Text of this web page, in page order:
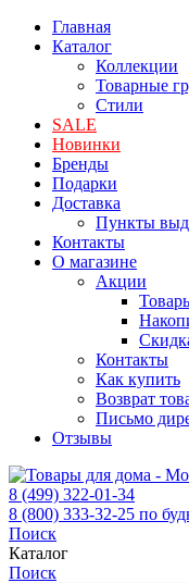
Главная
Каталог
Коллекции
Товарные
Стили
SALE
Новинки
Бренды
Подарки
Доставка
Пункты
Контакты
О магазине
Акции
Контакты
Как купить
Возврат
Письмо
Отзывы
8 (499) 322-01-34
8 (800) 333-32-25 по
Поиск
Каталог
Поиск